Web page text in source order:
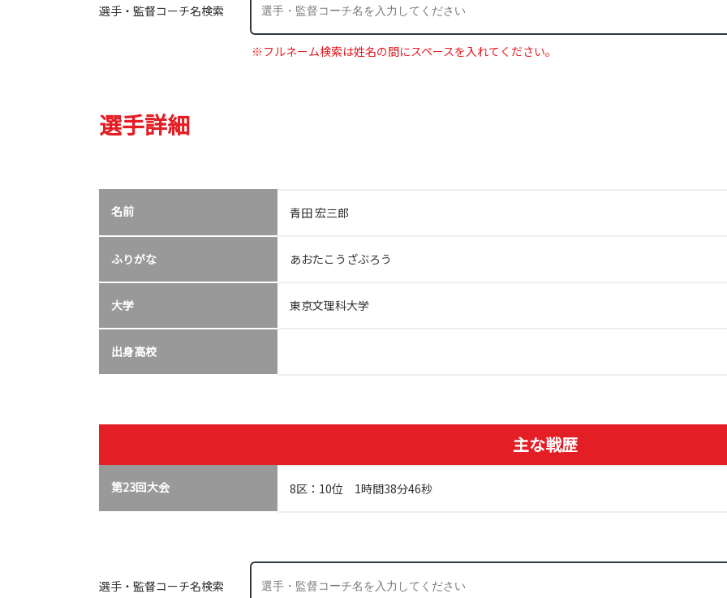
選手・監督コーチ名検索
※フルネーム検索は姓名の間にスペースを入れてください。
選手詳細
名前 青田 宏三郎
ふりがな あおたこうざぶろう
大学 東京文理科大学
出身高校
主な戦歴
第23回大会 8区：10位 1時間38分46秒
選手・監督コーチ名検索